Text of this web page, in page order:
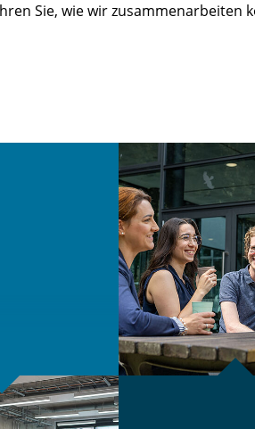
Sie, wie wir zusammenarbeiten